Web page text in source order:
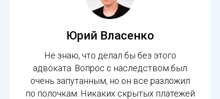
Юрий Власенко
Не знаю, что делал бы без этого
адвоката. Вопрос с наследством был
очень запутанным, но он все разложил
по полочкам. Никаких скрытых платежей